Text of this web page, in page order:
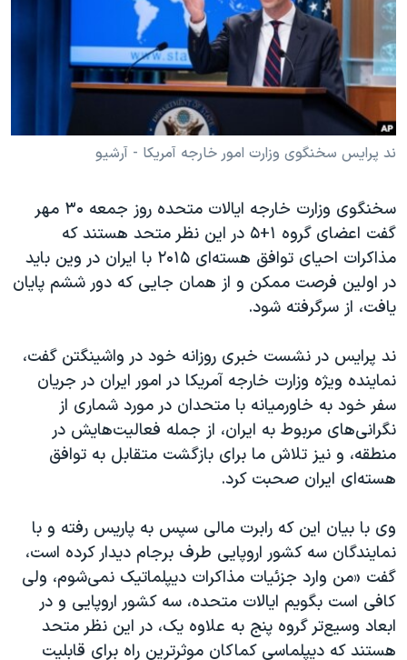
فرهنگ و زندگی
حقوق شهروندی
اقتصادی
علم و فناوری
اسرائیل در جنگ
آرشیو پخش زنده
انتخابات ریاست جمهوری آمریکا ۲۰۲۴
حمله جمهوری اسلامی به اسرائیل
رمز مهسا
ورزش زنان در ایران
مجموعه مستندهای دادخواهی
تریبونال مردمی آبان ۹۸
دادگاه حمید نوری
چهل سال گروگان‌گیری
اعتراضات مردمی آبان ۹۸
اسرائیل در جنگ
نرگس محمدی برنده جایزه نوبل صلح
همایش محافظه‌کاران آمریکا «سی‌پک»
سفر پرزیدنت ترامپ به چین
دنبال کنید
زبانهای مختلف
ند پرایس سخنگوی وزارت امور خارجه آمریکا - آرشیو
سخنگوی وزارت خارجه ایالات متحده روز جمعه ۳۰ مهر
گفت اعضای گروه ۱+۵ در این نظر متحد هستند که
مذاکرات احیای توافق هسته‌ای ۲۰۱۵ با ایران در وین باید
در اولین فرصت ممکن و از همان جایی که دور ششم پایان
یافت، از سرگرفته شود.
ند پرایس در نشست خبری روزانه خود در واشینگتن گفت،
نماینده ویژه وزارت خارجه آمریکا در امور ایران در جریان
سفر خود به خاورمیانه با متحدان در مورد شماری از
نگرانیهای مربوط به ایران، از جمله فعالیتهایش در
منطقه، و نیز تلاش ما برای بازگشت متقابل به توافق
هستهای ایران صحبت کرد.
وی با بیان این که رابرت مالی سپس به پاریس رفته و با
نمایندگان سه کشور اروپایی طرف برجام دیدار کرده است،
گفت «من وارد جزئیات مذاکرات دیپلماتیک نمیشوم، ولی
کافی است بگویم ایالات متحده، سه کشور اروپایی و در
ابعاد وسیعتر گروه پنج به علاوه یک، در این نظر متحد
هستند که دیپلماسی کماکان موثرترین راه برای قابلیت